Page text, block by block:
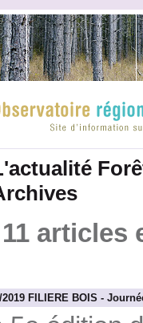
11 articles
2019 FILIERE BOIS -